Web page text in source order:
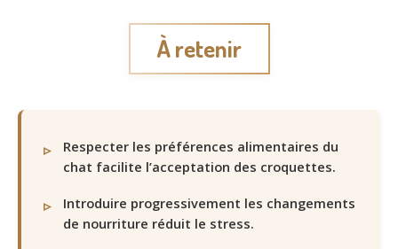
À retenir
Respecter les préférences alimentaires du
chat facilite l’acceptation des croquettes.
Introduire progressivement les changements
de nourriture réduit le stress.